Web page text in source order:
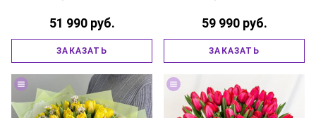
большая корзина,
флористическая губка,
51 990 руб.
ЗАКАЗАТЬ
Тюльпан микс — 301 шт.,
корзина большая,
59 990 руб.
ЗАКАЗАТЬ